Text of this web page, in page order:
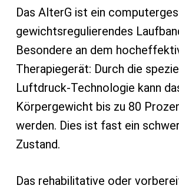
Das AlterG ist ein
gewichtsregulierendes
Besondere an dem
Therapiegerät: Durch die
Luftdruck-Technologie kann
Körpergewicht bis zu 80
werden. Dies ist fast ein
Zustand.
Das rehabilitative oder